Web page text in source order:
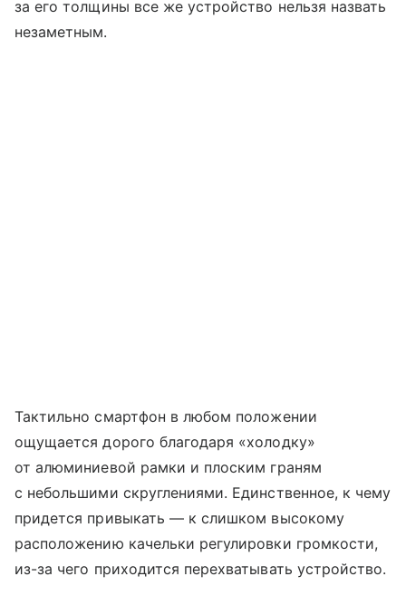
за его толщины все же устройство нельзя назвать
незаметным.
Тактильно смартфон в любом положении
ощущается дорого благодаря «холодку»
от алюминиевой рамки и плоским граням
с небольшими скруглениями. Единственное, к чему
придется привыкать — к слишком высокому
расположению качельки регулировки громкости,
из-за чего приходится перехватывать устройство.